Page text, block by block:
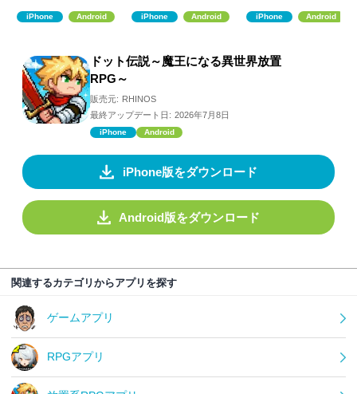
iPhone Android iPhone Android iPhone Android
ドット伝説～魔王になる異世界放置
RPG～
販売元: RHINOS
最終アップデート日: 2026年7月8日
iPhone Android
iPhone版をダウンロード
Android版をダウンロード
関連するカテゴリからアプリを探す
ゲームアプリ
RPGアプリ